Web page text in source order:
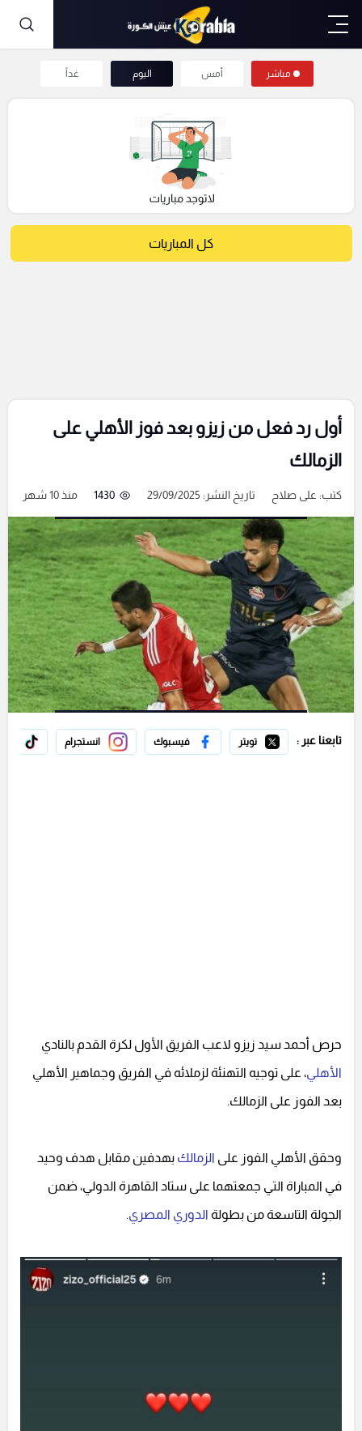
مباشر أمس اليوم غداً
كل المباريات
أول رد فعل من زيزو بعد فوز الأهلي على
الزمالك
كتب: على صلاح تاريخ النشر: 29/09/2025 1430 منذ 10 شهر
تابعنا عبر : تويتر فيسبوك انستجرام
حرص أحمد سيد زيزو لاعب الفريق الأول لكرة القدم بالنادي
الأهلي، على توجيه التهنئة لزملائه في الفريق وجماهير الأهلي
بعد الفوز على الزمالك.
وحقق الأهلي الفوز على الزمالك بهدفين مقابل هدف وحيد
في المباراة التي جمعتهما على ستاد القاهرة الدولي، ضمن
الجولة التاسعة من بطولة الدوري المصري.